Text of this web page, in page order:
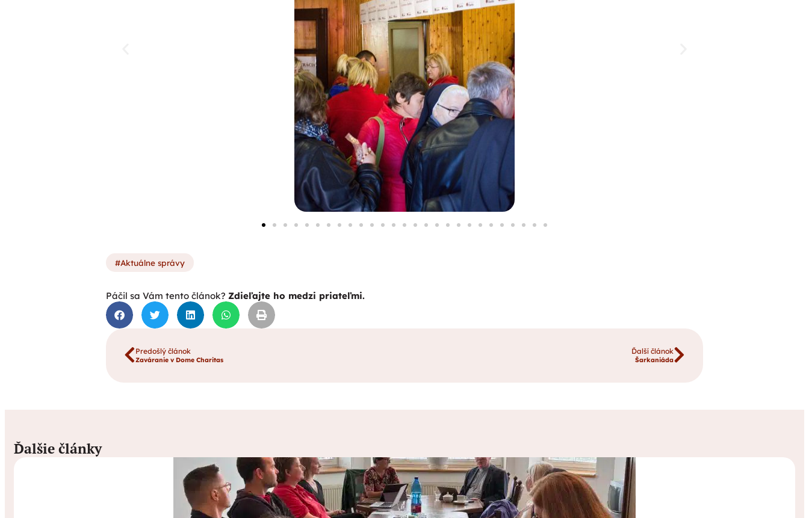
Aktuálne správy
Páčil sa Vám tento článok? Zdieľajte ho medzi priateľmi.
Predošlý článok
Zaváranie v Dome Charitas
Ďalší článok
Šarkaniáda
Ďalšie články